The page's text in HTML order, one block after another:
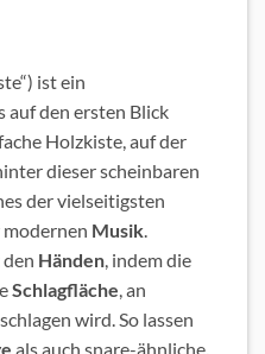
ist ein
auf den ersten Blick
Holzkiste, auf der
dieser scheinbaren
der vielseitigsten
modernen Musik
Händen , indem die
Schlagfläche , an
wird. So lassen
als auch snare-ähnliche,